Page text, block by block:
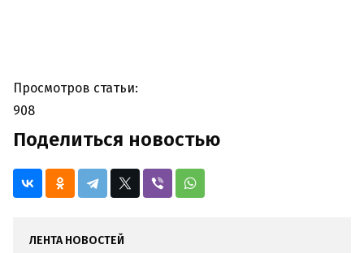
Просмотров статьи:
908
Поделиться новостью
ЛЕНТА НОВОСТЕЙ